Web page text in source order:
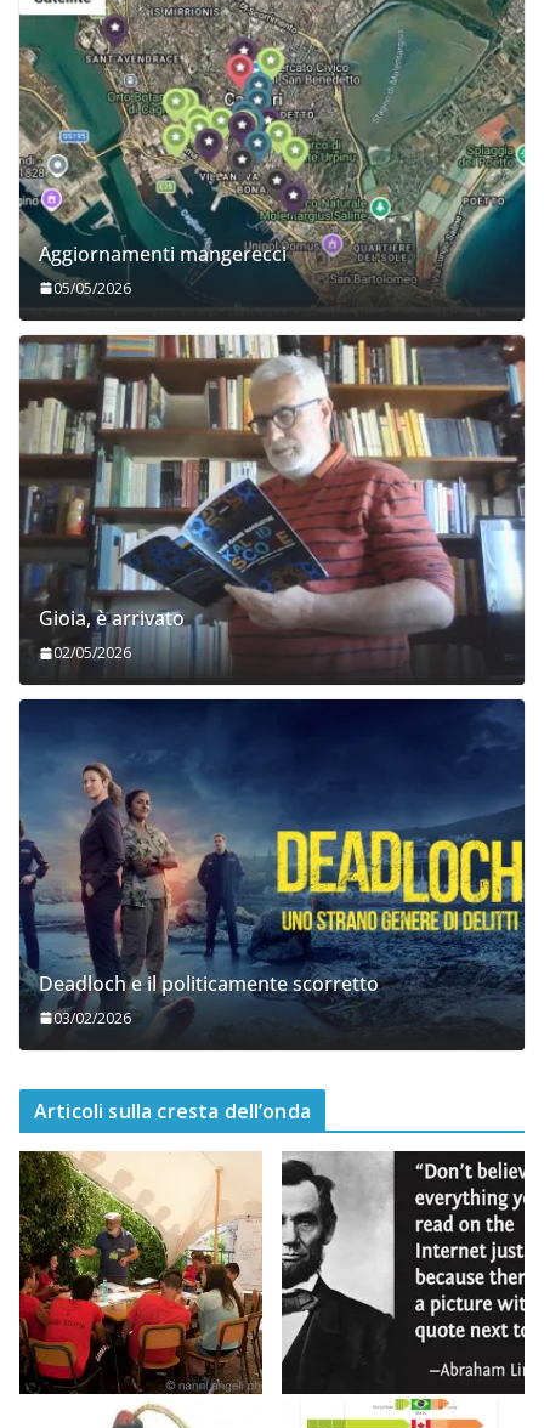
Aggiornamenti mangerecci
05/05/2026
Gioia, è arrivato
02/05/2026
Deadloch e il politicamente scorretto
03/02/2026
Articoli sulla cresta dell’onda